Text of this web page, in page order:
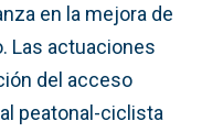
en la mejora de
Las actuaciones
del acceso
peatonal-ciclista